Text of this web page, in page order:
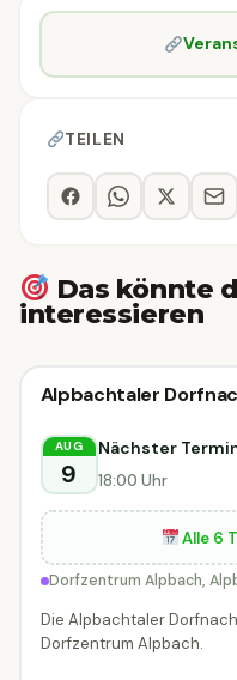
TEILEN
Das könnte
interessieren
Stadtfest &
Alpbach
Stadtfest & Dorffest
Alpbachtaler
AUG
9
Nächster
18:00 Uhr
Alle 6
Dorfzentrum Alpbach,
Die Alpbachtaler
Dorfzentrum Alpbach.